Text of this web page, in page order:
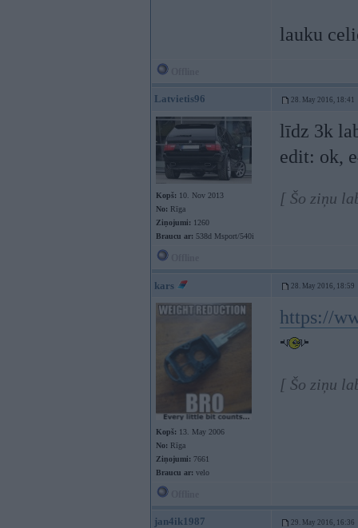
lauku
Latvietis96 28. May 2016, 18:41
Kopš: 10. Nov 2013
No: Rīga
Ziņojumi: 1260
Braucu ar: 538d Msport/540i
līdz 3k
edit: ok,
[ Šo ziņu
kars 28. May 2016, 18:59
Kopš: 13. May 2006
No: Rīga
Ziņojumi: 7661
Braucu ar: velo
https://
[ Šo ziņu
jan4ik1987 29. May 2016, 16:36